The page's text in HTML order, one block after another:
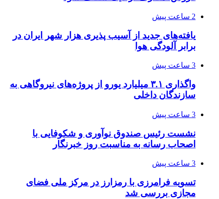
2 ساعت پیش
یافته‌های جدید از آسیب پذیری هزار شهر ایران در
برابر آلودگی هوا
3 ساعت پیش
واگذاری ۳.۱ میلیارد یورو از پروژه‌های نیروگاهی به
سازندگان داخلی
3 ساعت پیش
نشست رئیس صندوق نوآوری و شکوفایی با
اصحاب رسانه به مناسبت روز خبرنگار
3 ساعت پیش
تسویه فرامرزی با رمزارز در مرکز ملی فضای
مجازی بررسی شد